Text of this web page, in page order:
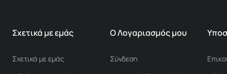
Σχετικά με εμάς
Σχετικά με εμάς
Ο Λογαριασμός μου
Σύνδεση